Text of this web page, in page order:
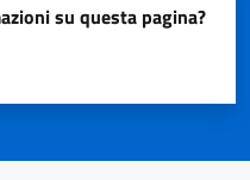
su questa pagina?